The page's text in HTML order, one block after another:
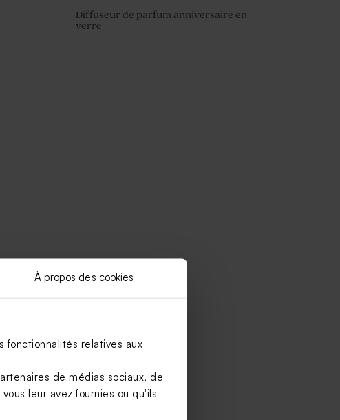
À propos des cookies
fonctionnalités relatives aux
de médias sociaux, de
leur avez fournies ou qu'ils
Diffuseur de parfum anniversaire en
verre